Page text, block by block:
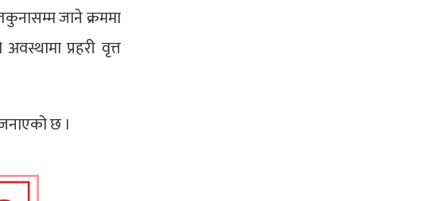
जाने क्रममा
प्रहरी वृत्त
छ ।